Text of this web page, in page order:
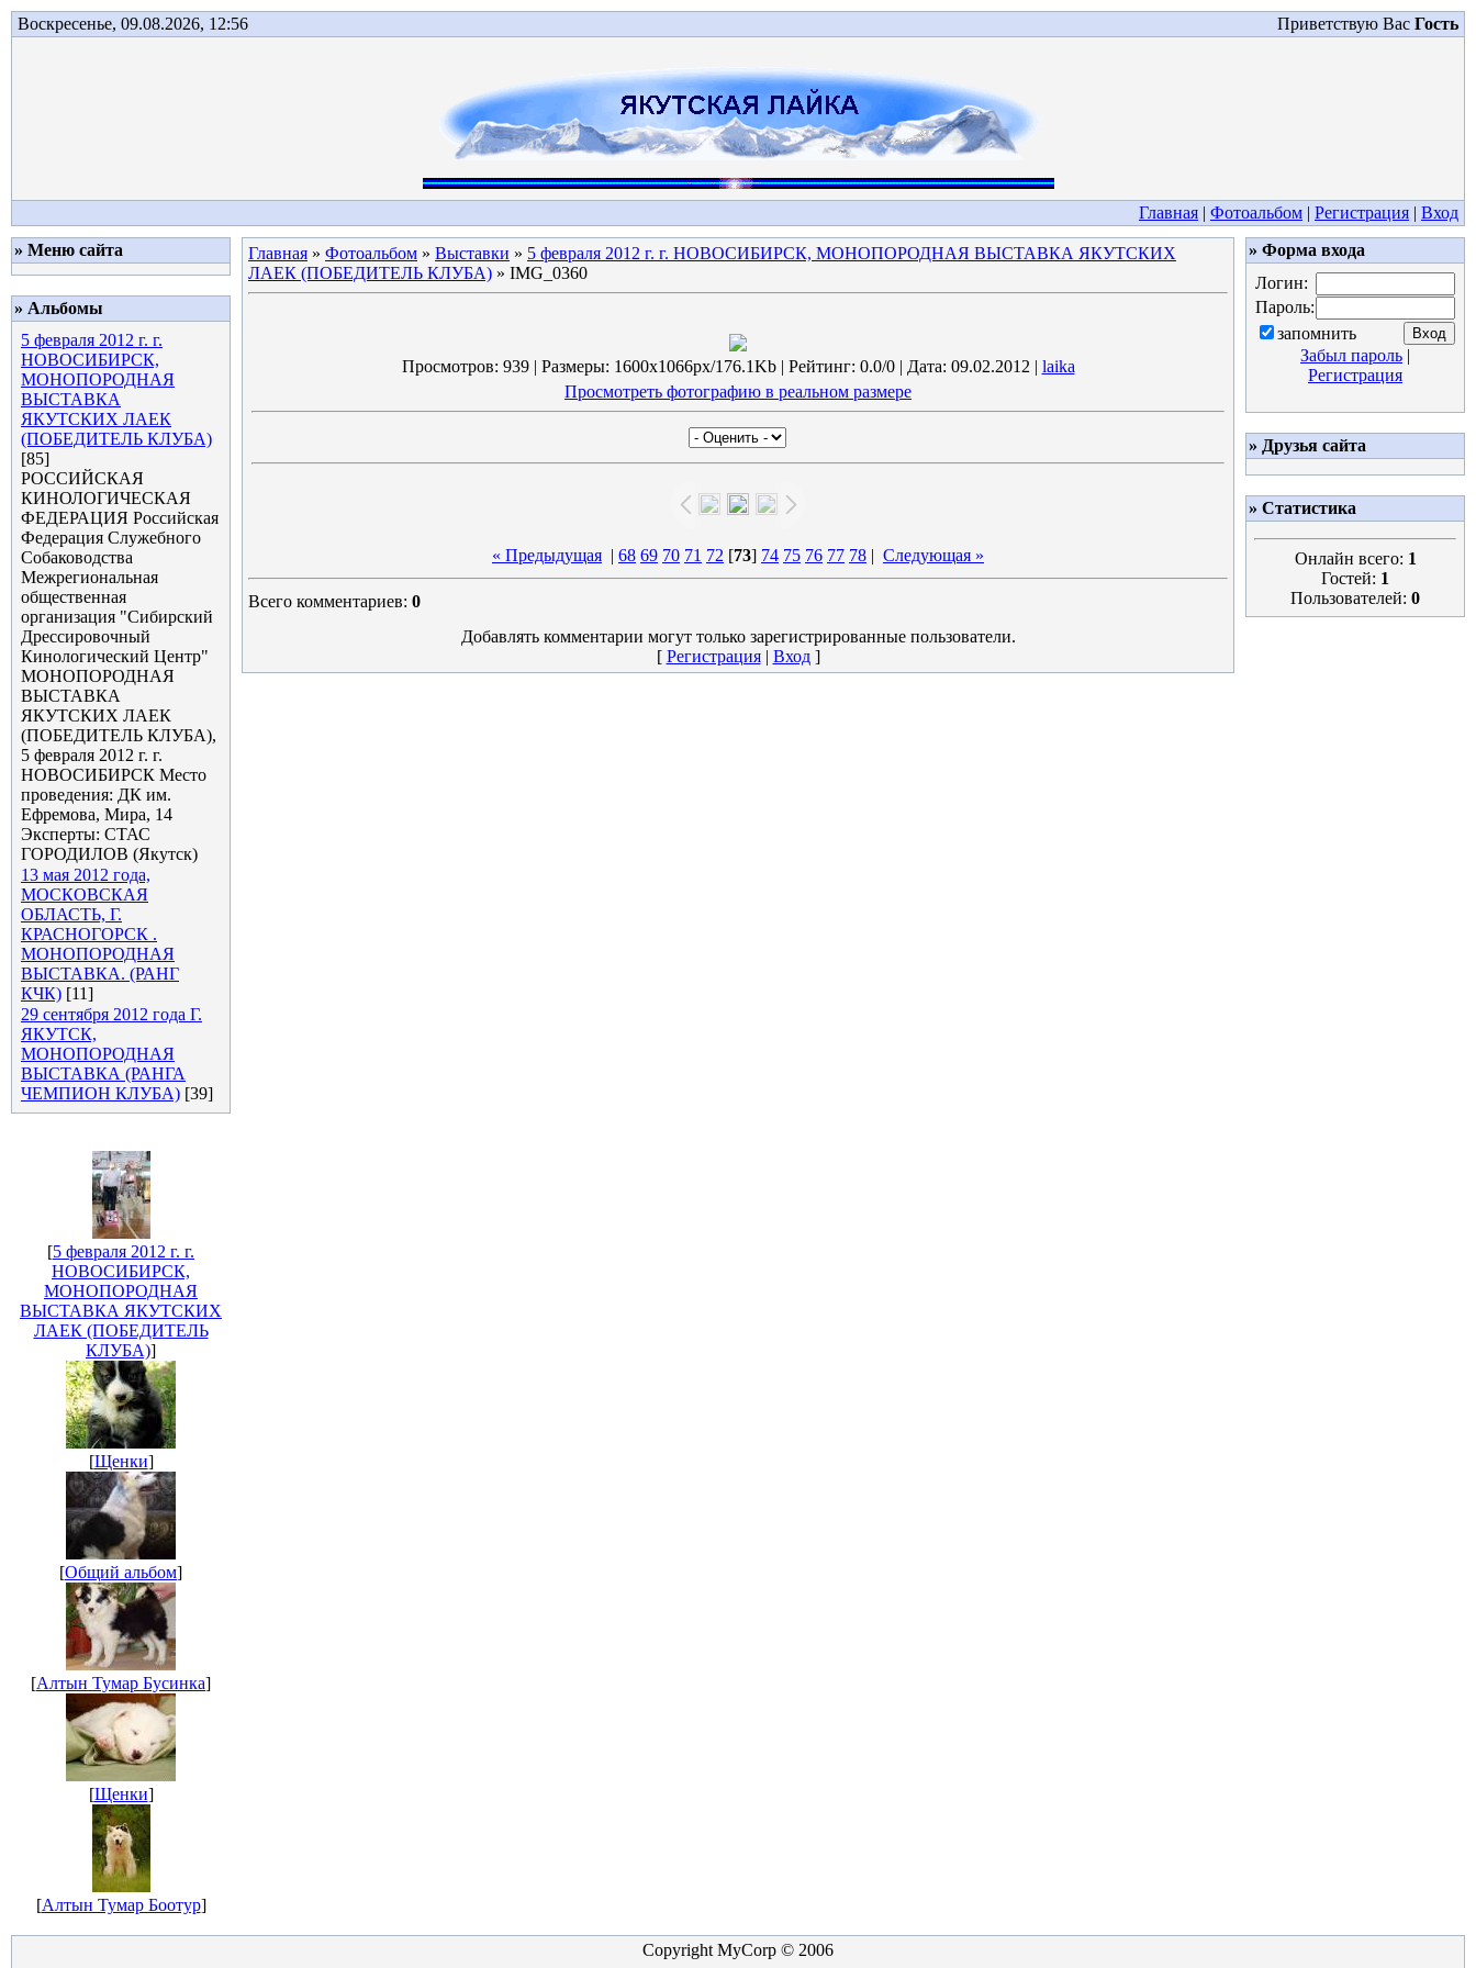
Воскресенье, 09.08.2026, 12:56 Приветствую Вас Гость
Главная | Фотоальбом | Регистрация | Вход
» Меню сайта
» Альбомы
5 февраля 2012 г. г.
НОВОСИБИРСК,
МОНОПОРОДНАЯ
ВЫСТАВКА
ЯКУТСКИХ ЛАЕК
(ПОБЕДИТЕЛЬ КЛУБА)
[85]
РОССИЙСКАЯ
КИНОЛОГИЧЕСКАЯ
ФЕДЕРАЦИЯ Российская
Федерация Служебного
Собаководства
Межрегиональная
общественная
организация "Сибирский
Дрессировочный
Кинологический Центр"
МОНОПОРОДНАЯ
ВЫСТАВКА
ЯКУТСКИХ ЛАЕК
(ПОБЕДИТЕЛЬ КЛУБА),
5 февраля 2012 г. г.
НОВОСИБИРСК Место
проведения: ДК им.
Ефремова, Мира, 14
Эксперты: СТАС
ГОРОДИЛОВ (Якутск)
13 мая 2012 года,
МОСКОВСКАЯ
ОБЛАСТЬ, Г.
КРАСНОГОРСК .
МОНОПОРОДНАЯ
ВЫСТАВКА. (РАНГ
КЧК) [11]
29 сентября 2012 года Г.
ЯКУТСК,
МОНОПОРОДНАЯ
ВЫСТАВКА (РАНГА
ЧЕМПИОН КЛУБА) [39]
[5 февраля 2012 г. г.
НОВОСИБИРСК,
МОНОПОРОДНАЯ
ВЫСТАВКА ЯКУТСКИХ
ЛАЕК (ПОБЕДИТЕЛЬ
КЛУБА)]
[Щенки]
[Общий альбом]
[Алтын Тумар Бусинка]
[Щенки]
[Алтын Тумар Боотур]
Главная » Фотоальбом » Выставки » 5 февраля 2012 г. г. НОВОСИБИРСК, МОНОПОРОДНАЯ ВЫСТАВКА ЯКУТСКИХ
ЛАЕК (ПОБЕДИТЕЛЬ КЛУБА) » IMG_0360
Просмотров: 939 | Размеры: 1600x1066px/176.1Kb | Рейтинг: 0.0/0 | Дата: 09.02.2012 | laika
Просмотреть фотографию в реальном размере
« Предыдущая | 68 69 70 71 72 [73] 74 75 76 77 78 | Следующая »
Всего комментариев: 0
Добавлять комментарии могут только зарегистрированные пользователи.
[ Регистрация| Вход]
» Форма входа
Логин:
Пароль:
запомнить
Забыл пароль |
Регистрация
» Друзья сайта
» Статистика
Онлайн всего: 1
Гостей: 1
Пользователей: 0
Copyright MyCorp © 2006